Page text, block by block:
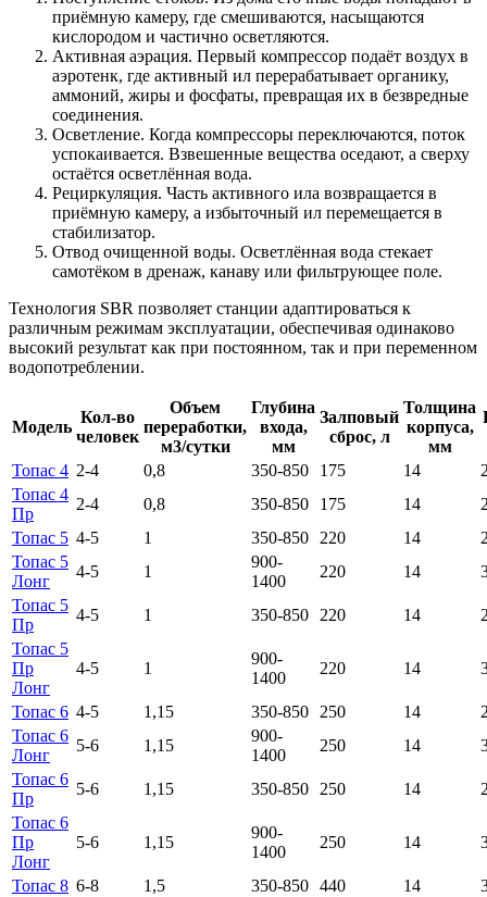
приёмную камеру, где смешиваются, насыщаются
кислородом и частично осветляются.
Активная аэрация. Первый компрессор подаёт воздух в
аэротенк, где активный ил перерабатывает органику,
аммоний, жиры и фосфаты, превращая их в безвредные
соединения.
Осветление. Когда компрессоры переключаются, поток
успокаивается. Взвешенные вещества оседают, а сверху
остаётся осветлённая вода.
Рециркуляция. Часть активного ила возвращается в
приёмную камеру, а избыточный ил перемещается в
стабилизатор.
Отвод очищенной воды. Осветлённая вода стекает
самотёком в дренаж, канаву или фильтрующее поле.
Технология SBR позволяет станции адаптироваться к
различным режимам эксплуатации, обеспечивая одинаково
высокий результат как при постоянном, так и при переменном
водопотреблении.
Модель
Кол-во
человек
Объем
переработки,
м3/сутки
Глубина
входа,
мм
Залповый
сброс, л
Толщина
корпуса,
мм
Топас 4 2-4 0,8 350-850 175 14
Топас 4
Пр
2-4 0,8 350-850 175 14
Топас 5 4-5 1 350-850 220 14
Топас 5
Лонг
4-5 1
900-
1400
220 14
Топас 5
Пр
4-5 1 350-850 220 14
Топас 5
Пр
Лонг
4-5 1
900-
1400
220 14
Топас 6 4-5 1,15 350-850 250 14
Топас 6
Лонг
5-6 1,15
900-
1400
250 14
Топас 6
Пр
5-6 1,15 350-850 250 14
Топас 6
Пр
Лонг
5-6 1,15
900-
1400
250 14
Топас 8 6-8 1,5 350-850 440 14